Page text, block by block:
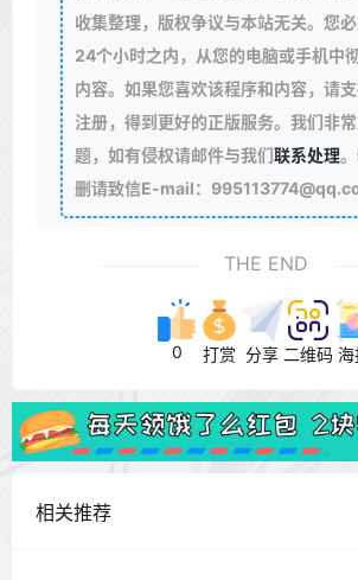
收集整理，版权争议与本站无关。您
24个小时之内，从您的电脑或手机中
内容。如果您喜欢该程序和内容，请
注册，得到更好的正版服务。我们非
题，如有侵权请邮件与我们联系处理
删请致信E-mail：
THE END
0 打赏 分享 二维码 海
相关推荐